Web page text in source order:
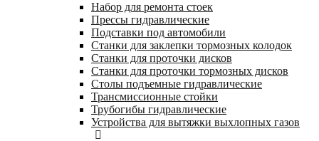
Набор для ремонта стоек
Прессы гидравлические
Подставки под автомобили
Станки для заклепки тормозных колодок
Станки для проточки дисков
Станки для проточки тормозных дисков
Столы подъемные гидравлические
Трансмиссионные стойки
Трубогибы гидравлические
Устройства для вытяжки выхлопных газов